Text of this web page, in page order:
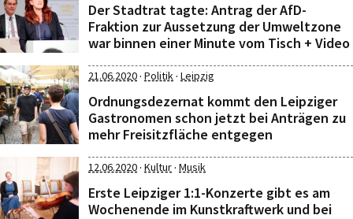
Der Stadtrat tagte: Antrag der AfD-
Fraktion zur Aussetzung der Umweltzone
war binnen einer Minute vom Tisch + Video
21.06.2020· Politik· Leipzig
Ordnungsdezernat kommt den Leipziger
Gastronomen schon jetzt bei Anträgen zu
mehr Freisitzfläche entgegen
12.06.2020· Kultur· Musik
Erste Leipziger 1:1-Konzerte gibt es am
Wochenende im Kunstkraftwerk und bei